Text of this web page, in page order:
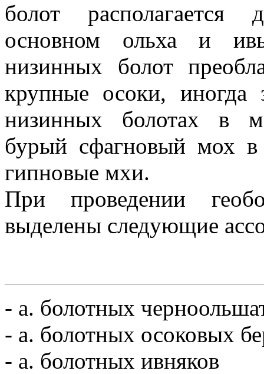
болот располагается
основном ольха и
низинных болот
крупные осоки, иногда
низинных болотах в
бурый сфагновый мох
гипновые мхи.
При проведении
выделены следующие
- а. болотных
- а. болотных осоковых
- а. болотных ивняков